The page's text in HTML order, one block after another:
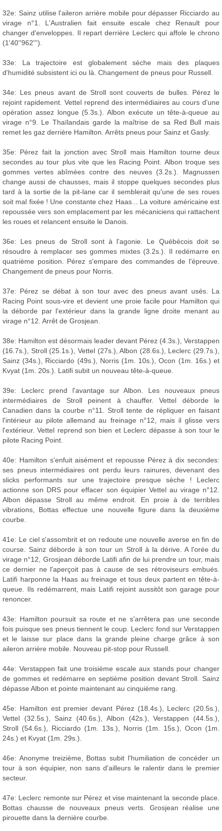
32e: Sainz utilise l'aileron arrière mobile pour dépasser Ricciardo au
virage n°1. L'Australien fait ensuite escale chez Renault pour
changer d'enveloppes. Il repart derrière Leclerc qui affole le chrono
(1'40''962''').
33e: La trajectoire est globalement sèche mais des plaques
d'humidité subsistent ici ou là. Changement de pneus pour Russell.
34e: Les pneus avant de Stroll sont couverts de bulles. Pérez le
rejoint rapidement. Vettel reprend des intermédiaires au cours d'une
opération assez longue (5.3s.). Albon exécute un tête-à-queue au
virage n°9. Le Thaïlandais garde la maîtrise de sa Red Bull mais
remet les gaz derrière Hamilton. Arrêts pneus pour Sainz et Gasly.
35e: Pérez fait la jonction avec Stroll mais Hamilton tourne deux
secondes au tour plus vite que les Racing Point. Albon troque ses
gommes vertes abîmées contre des neuves (3.2s.). Magnussen
change aussi de chausses, mais il stoppe quelques secondes plus
tard à la sortie de la pit-lane car il semblerait qu'une de ses roues
soit mal fixée ! Une constante chez Haas... La voiture américaine est
repoussée vers son emplacement par les mécaniciens qui rattachent
les roues et relancent ensuite le Danois.
36e: Les pneus de Stroll sont à l'agonie. Le Québécois doit se
résoudre à remplacer ses gommes mixtes (3.2s.). Il redémarre en
quatrième position. Pérez s'empare des commandes de l'épreuve.
Changement de pneus pour Norris.
37e: Pérez se débat à son tour avec des pneus avant usés. La
Racing Point sous-vire et devient une proie facile pour Hamilton qui
la déborde par l'extérieur dans la grande ligne droite menant au
virage n°12. Arrêt de Grosjean.
38e: Hamilton est désormais leader devant Pérez (4.3s.), Verstappen
(16.7s.), Stroll (25.1s.), Vettel (27s.), Albon (28.6s.), Leclerc (29.7s.),
Sainz (34s.), Ricciardo (49s.), Norris (1m. 10s.), Ocon (1m. 16s.) et
Kvyat (1m. 20s.). Latifi subit un nouveau tête-à-queue.
39e: Leclerc prend l'avantage sur Albon. Les nouveaux pneus
intermédiaires de Stroll peinent à chauffer. Vettel déborde le
Canadien dans la courbe n°11. Stroll tente de répliquer en faisant
l'intérieur au pilote allemand au freinage n°12, mais il glisse vers
l'extérieur. Vettel reprend son bien et Leclerc dépasse à son tour le
pilote Racing Point.
40e: Hamilton s'enfuit aisément et repousse Pérez à dix secondes:
ses pneus intermédiaires ont perdu leurs rainures, devenant des
slicks performants sur une trajectoire presque sèche ! Leclerc
actionne son DRS pour effacer son équipier Vettel au virage n°12.
Albon dépasse Stroll au même endroit. En proie à de terribles
vibrations, Bottas effectue une nouvelle figure dans la deuxième
courbe.
41e: Le ciel s'assombrit et on redoute une nouvelle averse en fin de
course. Sainz déborde à son tour un Stroll à la dérive. A l'orée du
virage n°12, Grosjean déborde Latifi afin de lui prendre un tour, mais
ce dernier ne l'aperçoit pas à cause de ses rétroviseurs embués.
Latifi harponne la Haas au freinage et tous deux partent en tête-à-
queue. Ils redémarrent, mais Latifi rejoint aussitôt son garage pour
renoncer.
43e: Hamilton poursuit sa route et ne s'arrêtera pas une seconde
fois puisque ses pneus tiennent le coup. Leclerc fond sur Verstappen
et le laisse sur place dans la grande pleine charge grâce à son
aileron arrière mobile. Nouveau pit-stop pour Russell.
44e: Verstappen fait une troisième escale aux stands pour changer
de gommes et redémarre en septième position devant Stroll. Sainz
dépasse Albon et pointe maintenant au cinquième rang.
45e: Hamilton est premier devant Pérez (18.4s.), Leclerc (20.5s.),
Vettel (32.5s.), Sainz (40.6s.), Albon (42s.), Verstappen (44.5s.),
Stroll (54.6s.), Ricciardo (1m. 13s.), Norris (1m. 15s.), Ocon (1m.
24s.) et Kvyat (1m. 29s.).
46e: Anonyme treizième, Bottas subit l'humiliation de concéder un
tour à son équipier, non sans d'ailleurs le ralentir dans le premier
secteur.
47e: Leclerc remonte sur Pérez et vise maintenant la seconde place.
Bottas chausse de nouveaux pneus verts. Grosjean réalise une
pirouette dans la dernière courbe.